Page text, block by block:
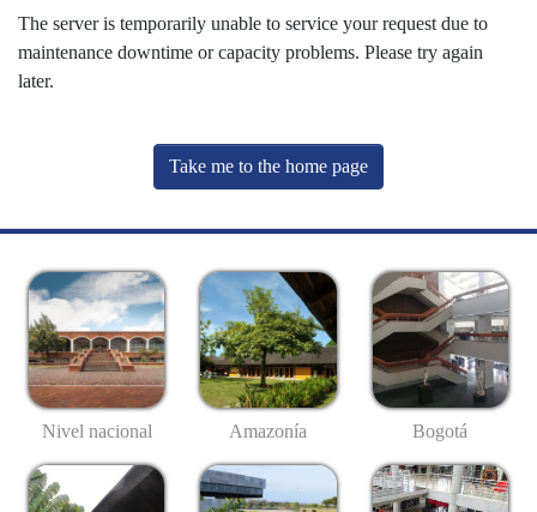
The server is temporarily unable to service your request due to
maintenance downtime or capacity problems. Please try again
later.
Take me to the home page
Nivel nacional Amazonía Bogotá